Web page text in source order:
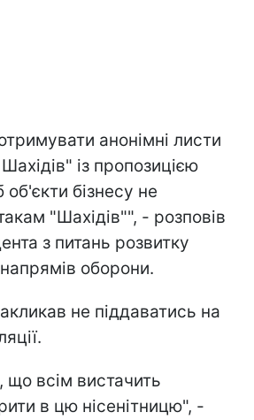
анонімні листи
із пропозицією
бізнесу не
"Шахідів"", - розповів
з питань розвитку
оборони.
не піддаватись на
що всім вистачить
в цю нісенітницю", -